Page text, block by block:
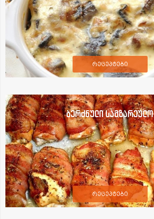
რეცეპტები
ბერძნული სამზარეულო
რეცეპტები